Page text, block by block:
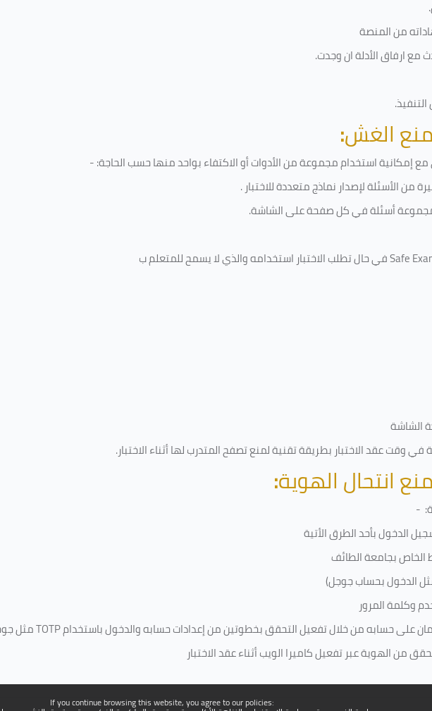
If you continue browsing this website, you agree to our policies:
من المنصة
ارفاق الأدلة ان وجدت.
التنفيذ.
الغش:
إمكانية استخدام مجموعة من الأدوات أو الاكتفاء بواحد منها حسب الحاجة: -
الأسئلة لإصدار نماذج متعددة للاختبار.
أسئلة في كل صفحة على الشاشة.
Safeفي حال تطلب الاختبار استخدامه والذي لا يسمح للمتعلم ب
الشاشة
في وقت عقد الاختبار بطريقة تقنية لمنع تصفح المتدرب لها أثناء الاختبار.
انتحال الهوية:
: -
الدخول بأحد الطرق الأتية
الخاص بجامعة الطائف
الدخول بحساب جوجل)
وكلمة المرور
على حسابه من خلال تفعيل التحقق بخطوتين من إعدادات حسابه والدخول باستخدامTOTPمثل
من الهوية عبر تفعيل كاميرا الويب أثناء عقد الاختبار